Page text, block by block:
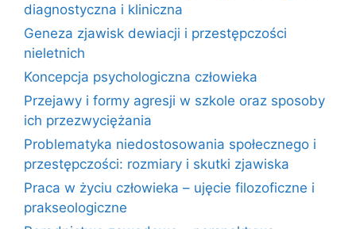
diagnostyczna i kliniczna
Geneza zjawisk dewiacji i przestępczości
nieletnich
Koncepcja psychologiczna człowieka
Przejawy i formy agresji w szkole oraz sposoby
ich przezwyciężania
Problematyka niedostosowania społecznego i
przestępczości: rozmiary i skutki zjawiska
Praca w życiu człowieka – ujęcie filozoficzne i
prakseologiczne